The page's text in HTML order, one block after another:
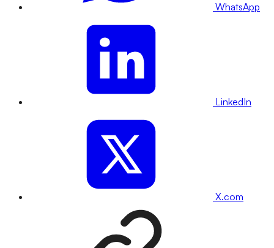
WhatsApp
LinkedIn
X.com